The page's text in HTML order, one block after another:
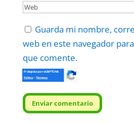
Guarda mi nombre,
web en este navegador
que comente.
Enviar comentario
Protegidos porreCAPTCHA
Politica–Términos